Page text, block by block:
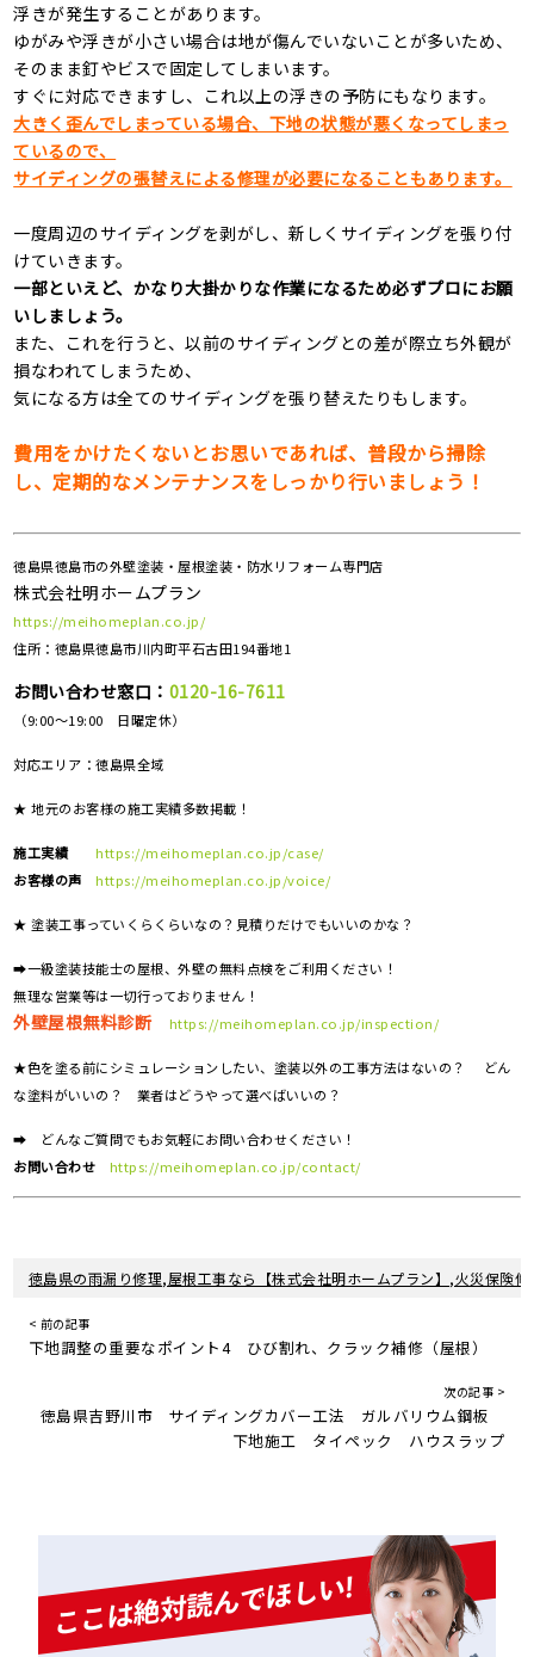
浮きが発生することがあります。
ゆがみや浮きが小さい場合は地が傷んでいないことが多いため、
そのまま釘やビスで固定してしまいます。
すぐに対応できますし、これ以上の浮きの予防にもなります。
大きく歪んでしまっている場合、下地の状態が悪くなってしまっ
ているので、
サイディングの張替えによる修理が必要になることもあります。
一度周辺のサイディングを剥がし、新しくサイディングを張り付
けていきます。
一部といえど、かなり大掛かりな作業になるため必ずプロにお願
いしましょう。
また、これを行うと、以前のサイディングとの差が際立ち外観が
損なわれてしまうため、
気になる方は全てのサイディングを張り替えたりもします。
費用をかけたくないとお思いであれば、普段から掃除
し、定期的なメンテナンスをしっかり行いましょう！
徳島県徳島市の外壁塗装・屋根塗装・防水リフォーム専門店
株式会社明ホームプラン
https://meihomeplan.co.jp/
住所：徳島県徳島市川内町平石古田194番地1
お問い合わせ窓口： 0120-16-7611
（9:00～19:00 日曜定休）
対応エリア：徳島県全域
★ 地元のお客様の施工実績多数掲載！
施工実績
https://meihomeplan.co.jp/case/
お客様の声
https://meihomeplan.co.jp/voice/
★ 塗装工事っていくらくらいなの？見積りだけでもいいのかな？
➡一級塗装技能士の屋根、外壁の無料点検をご利用ください！
無理な営業等は一切行っておりません！
外壁屋根無料診断 https://meihomeplan.co.jp/inspection/
★色を塗る前にシミュレーションしたい、塗装以外の工事方法はないの？ どん
な塗料がいいの？ 業者はどうやって選べばいいの？
➡ どんなご質問でもお気軽にお問い合わせください！
お問い合わせ
https://meihomeplan.co.jp/contact/
徳島県の雨漏り修理,屋根工事なら【株式会社明ホームプラン】,火災保険修
< 前の記事
下地調整の重要なポイント4 ひび割れ、クラック補修（屋根）
次の記事 >
徳島県吉野川市 サイディングカバー工法 ガルバリウム鋼板
下地施工 タイペック ハウスラップ